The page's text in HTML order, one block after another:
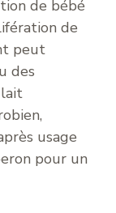
de bébé
de
peut
des
lait
usage
pour un